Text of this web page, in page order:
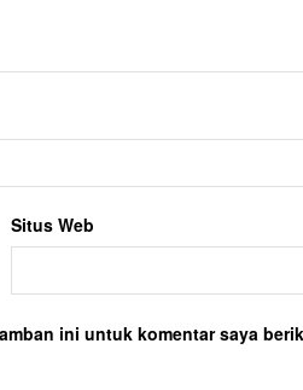
Situs Web
ini untuk komentar saya